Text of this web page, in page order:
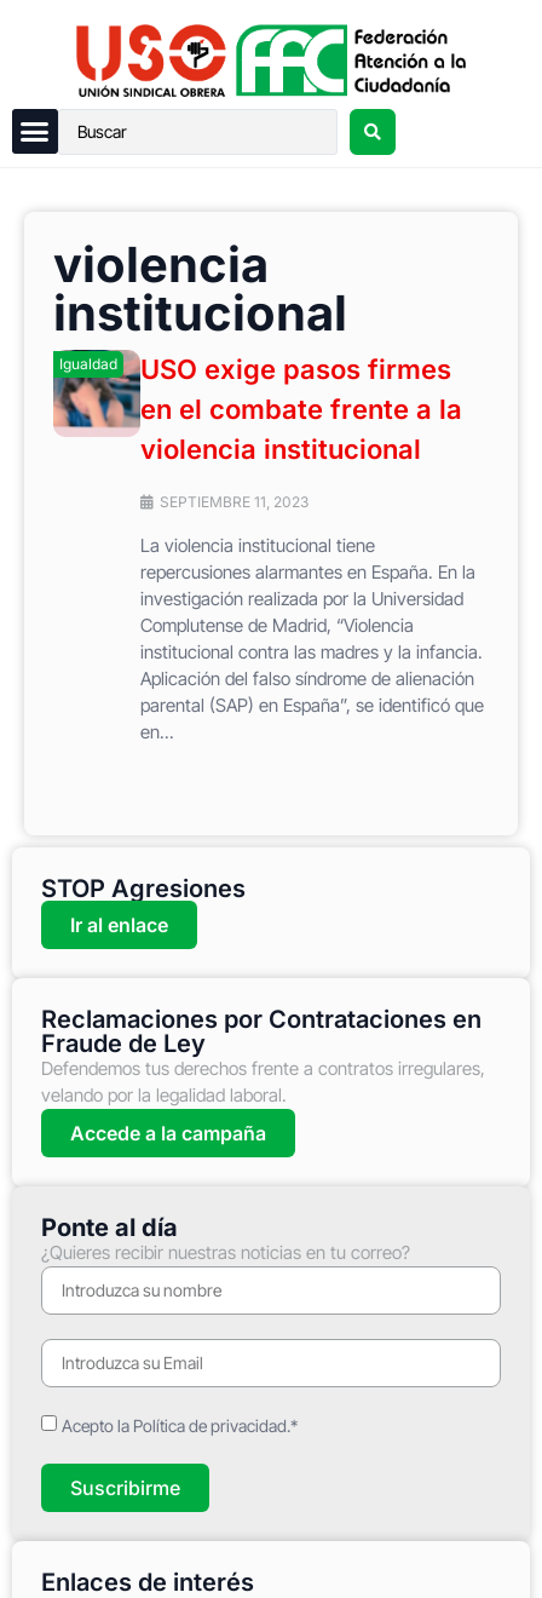
violencia
institucional
Igualdad
USO exige pasos firmes
en el combate frente a la
violencia institucional
SEPTIEMBRE 11, 2023
La violencia institucional tiene
repercusiones alarmantes en España. En la
investigación realizada por la Universidad
Complutense de Madrid, “Violencia
institucional contra las madres y la infancia.
Aplicación del falso síndrome de alienación
parental (SAP) en España”, se identificó que
en...
STOP Agresiones
Ir al enlace
Reclamaciones por Contrataciones en
Fraude de Ley
Defendemos tus derechos frente a contratos irregulares,
velando por la legalidad laboral.
Accede a la campaña
Ponte al día
¿Quieres recibir nuestras noticias en tu correo?
Acepto la Política de privacidad.*
Suscribirme
Enlaces de interés